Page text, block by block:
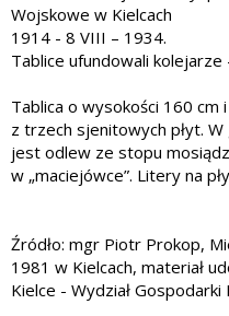
Wojskowe w Kielcach
1914 - 8 VIII – 1934.
Tablice ufundowali kolejarze
Tablica o wysokości 160 cm
z trzech sjenitowych płyt.
jest odlew ze stopu
w „maciejówce”. Litery na
Źródło: mgr Piotr Prokop,
1981 w Kielcach, materiał
Kielce - Wydział Gospodarki